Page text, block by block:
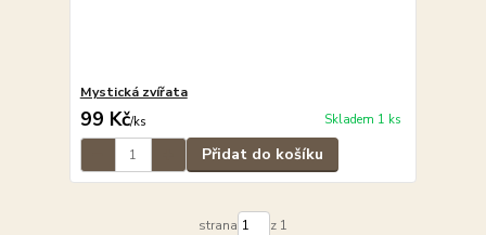
Mystická zvířata
99 Kč/ks Skladem 1 ks
Přidat do košíku
strana z 1